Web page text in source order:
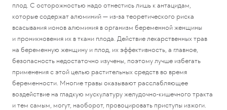
плод. С осторожностью надо отнестись лишь к антацидам,
которые содержат алюминий — из-за теоретического риска
всасывания ионов алюминия в организм беременной женщины
и проникновения их в ткани плода. Действие лекарственных трав
на беременную женщину и плод, их эффективность, а главное,
безопасность недостаточно изучены, поэтому лучше избегать
применения с этой целью растительных средств во время
беременности. Многие травы оказывают расслабляющее
воздействие на гладкую мускулатуру желудочно-кишечного тракта
и тем самым, могут, наоборот, провоцировать приступы изжоги.